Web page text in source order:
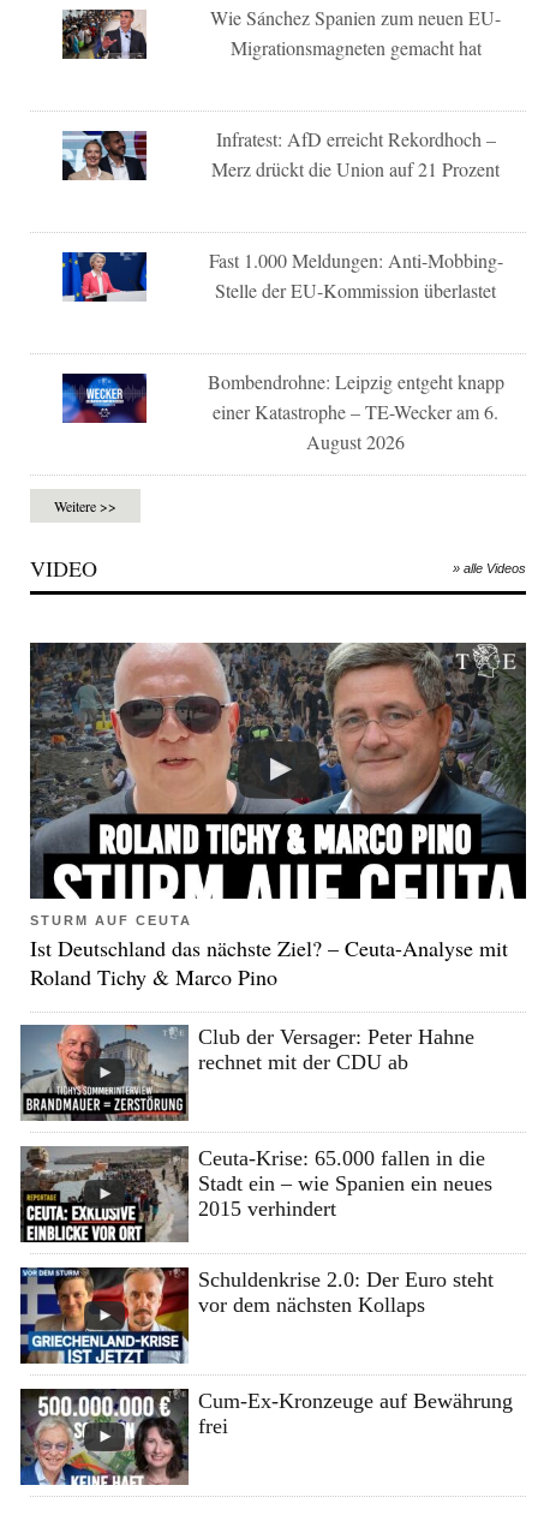
Wie Sánchez Spanien zum neuen EU-
Migrationsmagneten gemacht hat
Infratest: AfD erreicht Rekordhoch –
Merz drückt die Union auf 21 Prozent
Fast 1.000 Meldungen: Anti-Mobbing-
Stelle der EU-Kommission überlastet
Bombendrohne: Leipzig entgeht knapp
einer Katastrophe – TE-Wecker am 6.
August 2026
Weitere >>
VIDEO » alle Videos
STURM AUF CEUTA
Ist Deutschland das nächste Ziel? – Ceuta-Analyse mit
Roland Tichy & Marco Pino
Club der Versager: Peter Hahne
rechnet mit der CDU ab
Ceuta-Krise: 65.000 fallen in die
Stadt ein – wie Spanien ein neues
2015 verhindert
Schuldenkrise 2.0: Der Euro steht
vor dem nächsten Kollaps
Cum-Ex-Kronzeuge auf Bewährung
frei